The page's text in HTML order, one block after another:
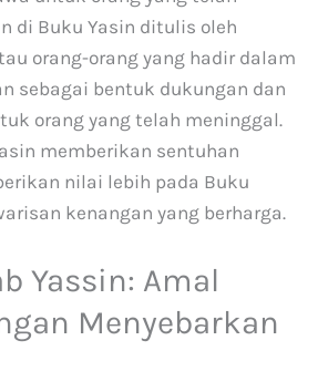
di Buku Yasin ditulis oleh
orang-orang yang hadir dalam
sebagai bentuk dukungan dan
orang yang telah meninggal.
memberikan sentuhan
nilai lebih pada Buku
kenangan yang berharga.
Yassin: Amal
Menyebarkan